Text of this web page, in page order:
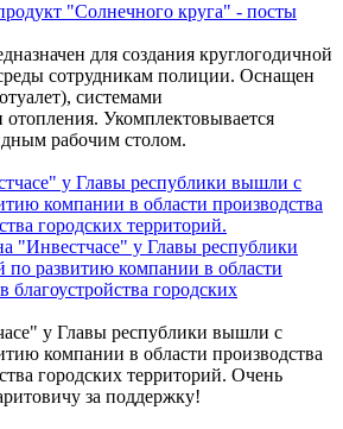
"Солнечного круга" - посты
для создания круглогодичной
сотрудникам полиции. Оснащен
системами
Укомплектовывается
рабочим столом.
"Инвестчасе" у Главы республики
развитию компании в области
благоустройства городских
у Главы республики вышли с
компании в области производства
городских территорий. Очень
за поддержку!